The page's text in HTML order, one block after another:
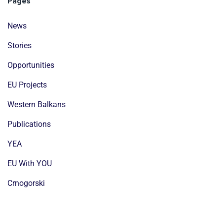
News
Stories
Opportunities
EU Projects
Western Balkans
Publications
YEA
EU With YOU
Crnogorski